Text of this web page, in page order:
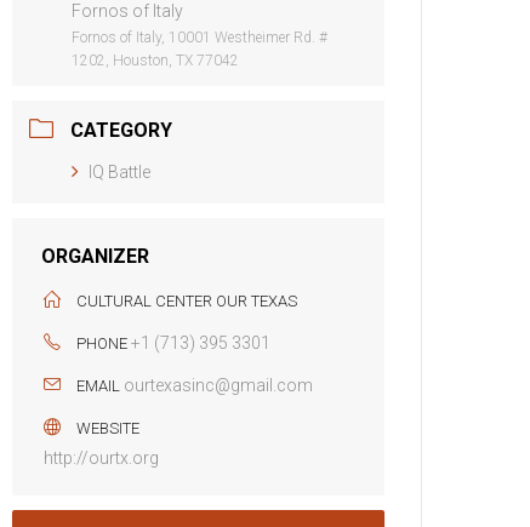
Fornos of Italy
Fornos of Italy, 10001 Westheimer Rd. #
1202, Houston, TX 77042
CATEGORY
IQ Battle
ORGANIZER
CULTURAL CENTER OUR TEXAS
PHONE +1 (713) 395 3301
EMAIL ourtexasinc@gmail.com
WEBSITE
http://ourtx.org